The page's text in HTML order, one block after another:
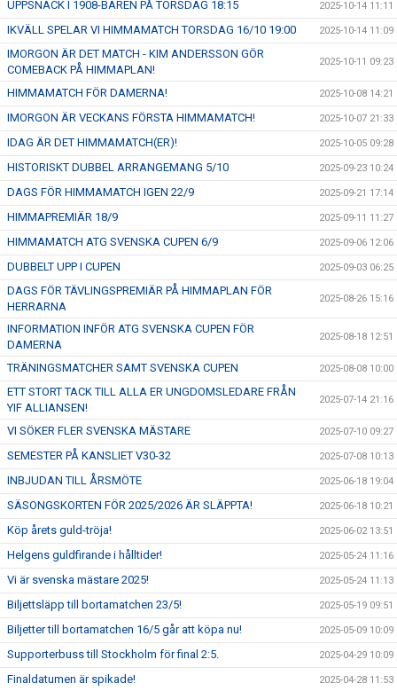
UPPSNACK I 1908-BAREN PÅ TORSDAG 18:15 2025-10-14 11:11
IKVÄLL SPELAR VI HIMMAMATCH TORSDAG 16/10 19:00 2025-10-14 11:09
IMORGON ÄR DET MATCH - KIM ANDERSSON GÖR
COMEBACK PÅ HIMMAPLAN!
2025-10-11 09:23
HIMMAMATCH FÖR DAMERNA! 2025-10-08 14:21
IMORGON ÄR VECKANS FÖRSTA HIMMAMATCH! 2025-10-07 21:33
IDAG ÄR DET HIMMAMATCH(ER)! 2025-10-05 09:28
HISTORISKT DUBBEL ARRANGEMANG 5/10 2025-09-23 10:24
DAGS FÖR HIMMAMATCH IGEN 22/9 2025-09-21 17:14
HIMMAPREMIÄR 18/9 2025-09-11 11:27
HIMMAMATCH ATG SVENSKA CUPEN 6/9 2025-09-06 12:06
DUBBELT UPP I CUPEN 2025-09-03 06:25
DAGS FÖR TÄVLINGSPREMIÄR PÅ HIMMAPLAN FÖR
HERRARNA
2025-08-26 15:16
INFORMATION INFÖR ATG SVENSKA CUPEN FÖR
DAMERNA
2025-08-18 12:51
TRÄNINGSMATCHER SAMT SVENSKA CUPEN 2025-08-08 10:00
ETT STORT TACK TILL ALLA ER UNGDOMSLEDARE FRÅN
YIF ALLIANSEN!
2025-07-14 21:16
VI SÖKER FLER SVENSKA MÄSTARE 2025-07-10 09:27
SEMESTER PÅ KANSLIET V30-32 2025-07-08 10:13
INBJUDAN TILL ÅRSMÖTE 2025-06-18 19:04
SÄSONGSKORTEN FÖR 2025/2026 ÄR SLÄPPTA! 2025-06-18 10:21
Köp årets guld-tröja! 2025-06-02 13:51
Helgens guldfirande i hålltider! 2025-05-24 11:16
Vi är svenska mästare 2025! 2025-05-24 11:13
Biljettsläpp till bortamatchen 23/5! 2025-05-19 09:51
Biljetter till bortamatchen 16/5 går att köpa nu! 2025-05-09 10:09
Supporterbuss till Stockholm för final 2:5. 2025-04-29 10:09
Finaldatumen är spikade! 2025-04-28 11:53